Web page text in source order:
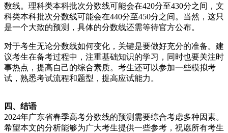
数线。理科类本科批次分数线可能会在420分至430分之间，文
科类本科批次分数线可能会在440分至450分之间。当然，这只
是一个大致的预测，具体的分数线还需等待官方公布。
对于考生无论分数线如何变化，关键是要做好充分的准备。建
议考生在备考过程中，注重基础知识的学习，同时也要关注时
事热点，提高自己的综合素质。考生还可以参加一些模拟考
试，熟悉考试流程和题型，提高应试能力。
四、结语
2024年广东省春季高考分数线的预测需要综合考虑多种因素。
希望本文的分析能够为广大考生提供一些参考，祝愿所有考生